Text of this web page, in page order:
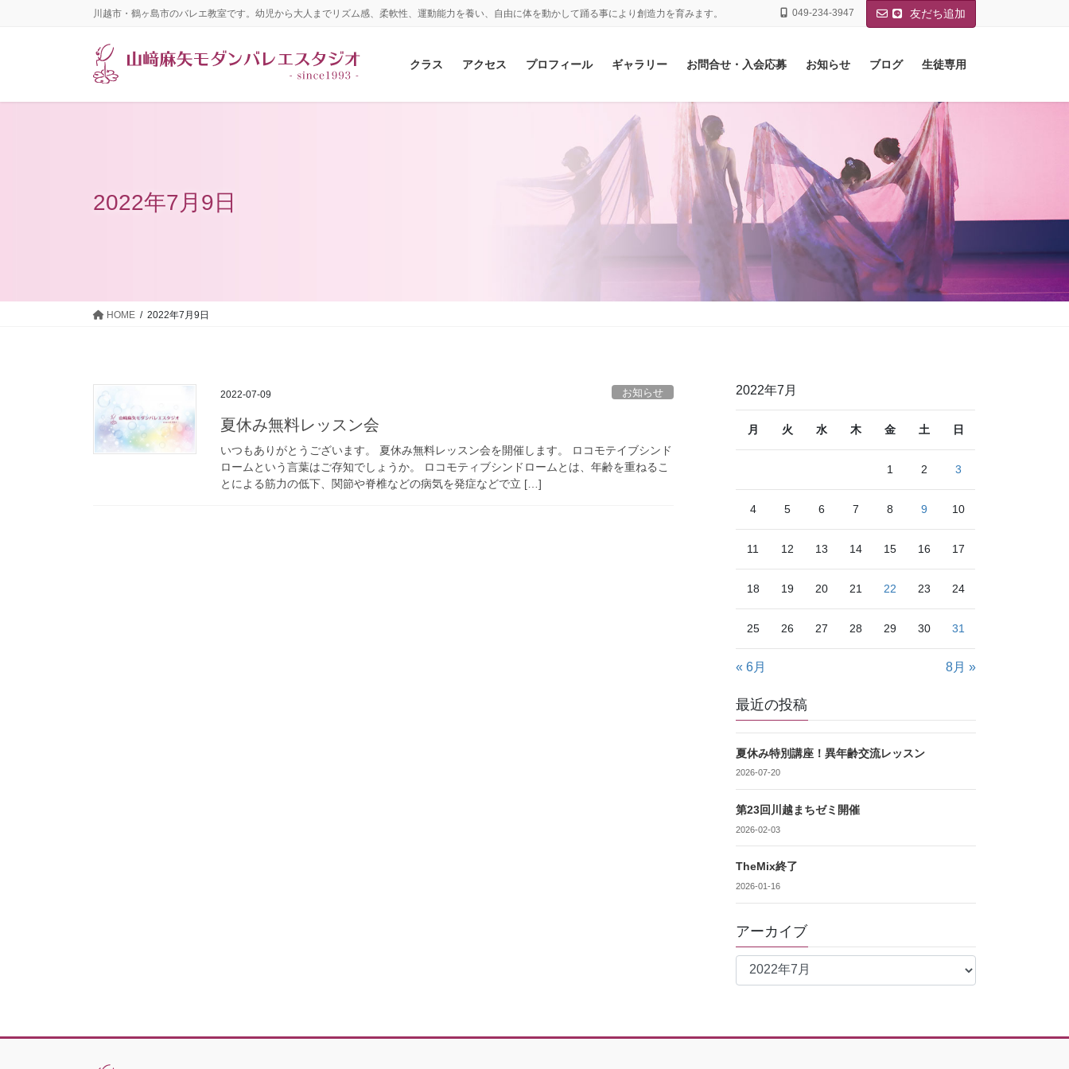
に
ョ
川越市・鶴ヶ島市のバレエ教室です。幼児から大人までリズム感、柔軟性、運動能力を養い、自由に体を動かして踊る事により創造力を育みます。 049-234-3947 友だち追加
クラス アクセス プロフィール ギャラリー お問合せ・入会応募 お知らせ ブログ 生徒専用
2022年7月9日
HOME 2022年7月9日
2022-07-09 お知らせ
夏休み無料レッスン会
いつもありがとうございます。 夏休み無料レッスン会を開催します。 ロコモテイブシンド
ロームという言葉はご存知でしょうか。 ロコモティブシンドロームとは、年齢を重ねるこ
とによる筋力の低下、関節や脊椎などの病気を発症などで立 […]
2022年7月
月 火 水 木 金 土 日
1 2 3
4 5 6 7 8 9 10
11 12 13 14 15 16 17
18 19 20 21 22 23 24
25 26 27 28 29 30 31
« 6月 8月 »
最近の投稿
夏休み特別講座！異年齢交流レッスン
2026-07-20
第23回川越まちゼミ開催
2026-02-03
TheMix終了
2026-01-16
アーカイブ
ア